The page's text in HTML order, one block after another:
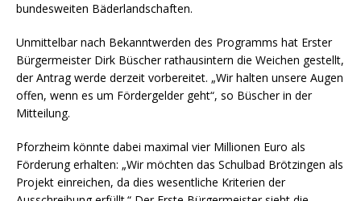
bundesweiten Bäderlandschaften.
Unmittelbar nach Bekanntwerden des Programms hat Erster
Bürgermeister Dirk Büscher rathausintern die Weichen gestellt,
der Antrag werde derzeit vorbereitet. „Wir halten unsere Augen
offen, wenn es um Fördergelder geht“, so Büscher in der
Mitteilung.
Pforzheim könnte dabei maximal vier Millionen Euro als
Förderung erhalten: „Wir möchten das Schulbad Brötzingen als
Projekt einreichen, da dies wesentliche Kriterien der